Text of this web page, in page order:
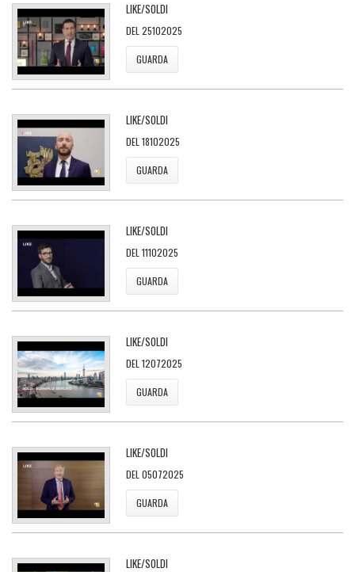
LIKE/SOLDI
DEL 25102025
GUARDA
LIKE/SOLDI
DEL 18102025
GUARDA
LIKE/SOLDI
DEL 11102025
GUARDA
LIKE/SOLDI
DEL 12072025
GUARDA
LIKE/SOLDI
DEL 05072025
GUARDA
LIKE/SOLDI